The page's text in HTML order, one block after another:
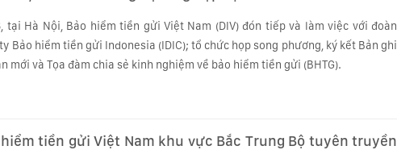
tại Hà Nội, Bảo hiểm tiền gửi Việt Nam (DIV) đón tiếp và làm việc với đoàn
Bảo hiểm tiền gửi Indonesia (IDIC); tổ chức họp song phương, ký kết Bản ghi
mới và Tọa đàm chia sẻ kinh nghiệm về bảo hiểm tiền gửi (BHTG).
tiền gửi Việt Nam khu vực Bắc Trung Bộ tuyên truyền